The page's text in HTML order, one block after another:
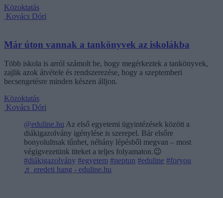
Közoktatás
Kovács Dóri
Már úton vannak a tankönyvek az iskolákba
Több iskola is arról számolt be, hogy megérkeztek a tankönyvek,
zajlik azok átvétele és rendszerezése, hogy a szeptemberi
becsengetésre minden készen álljon.
Közoktatás
Kovács Dóri
@eduline.hu Az első egyetemi ügyintézések között a
diákigazolvány igénylése is szerepel. Bár elsőre
bonyolultnak tűnhet, néhány lépésből megvan – most
végigvezetünk titeket a teljes folyamaton.😉
#diákigazolvány #egyetem #neptun #eduline #foryou
♬ eredeti hang - eduline.hu